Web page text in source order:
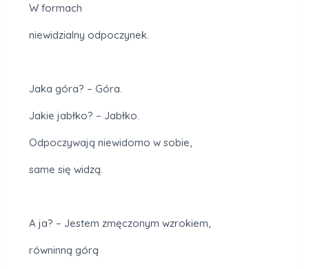
W formach
niewidzialny odpoczynek.
Jaka góra? – Góra.
Jakie jabłko? – Jabłko.
Odpoczywają niewidomo w sobie,
same się widzą.
A ja? – Jestem zmęczonym wzrokiem,
równinną górą